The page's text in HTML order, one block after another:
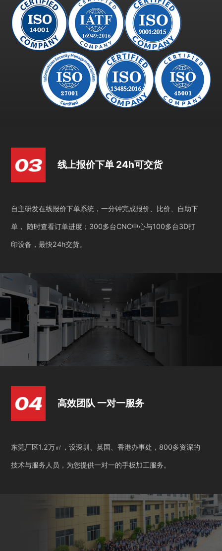
线上报价下单 24h可交货
自主研发在线报价下单系统，一分钟完成报价、比价、自助下
单， 随时查看订单进度；300多台CNC中心与100多台3D打
印设备，最快24h交货。
高效团队 一对一服务
东莞厂区1.2万㎡，设深圳、英国、香港办事处，800多资深的
技术与服务人员，为您提供一对一的手板加工服务。